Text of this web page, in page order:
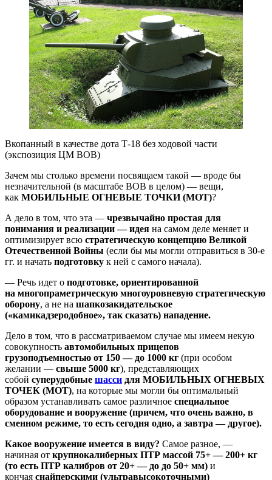
Вкопанный в качестве дота Т-18 без ходовой части
(экспозиция ЦМ ВОВ)
Зачем мы столько времени посвящаем такой — вроде бы
незначительной (в масштабе ВОВ в целом) — вещи,
как МОБИЛЬНЫЕ ОГНЕВЫЕ ТОЧКИ (МОТ)?
А дело в том, что эта — чрезвычайно простая для
понимания и реализации — идея на самом деле меняет и
оптимизирует всю стратегическую концепцию Великой
Отечественной Войны (если бы мы могли отправиться в 30-е
гг. и начать подготовку к ней с самого начала).
— Речь идет о подготовке, ориентированной
на многопраметрическую многоуровневую стратегическую
оборону, а не на шапкозакидательское
(«камикадзеродобное», так сказать) нападение.
Дело в том, что в рассматриваемом случае мы имеем некую
совокупность автомобильных прицепов
грузоподъемностью от 150 — до 1000 кг (при особом
желании — свыше 5000 кг), представляющих
собой суперудобные шасси для МОБИЛЬНЫХ ОГНЕВЫХ
ТОЧЕК (МОТ), на которые мы могли бы оптимальный
образом устанавливать самое различное специальное
оборудование и вооружение (причем, что очень важно, в
сменном режиме, то есть сегодня одно, а завтра — другое).
Какое вооружение имеется в виду? Самое разное, —
начиная от крупнокалиберных ПТР массой 75+ — 200+ кг
(то есть ПТР калибров от 20+ — до до 50+ мм) и
кончая снайперскими (ультравысокоточными)